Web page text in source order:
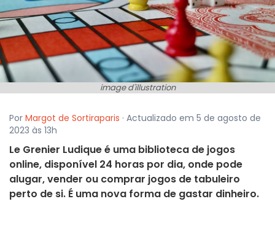
image d'illustration
Por Margot de Sortiraparis · Actualizado em 5 de agosto de
2023 às 13h
Le Grenier Ludique é uma biblioteca de jogos
online, disponível 24 horas por dia, onde pode
alugar, vender ou comprar jogos de tabuleiro
perto de si. É uma nova forma de gastar dinheiro.